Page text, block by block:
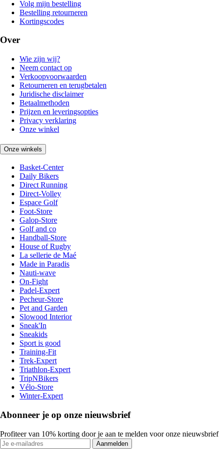
Volg mijn bestelling
Bestelling retourneren
Kortingscodes
Over
Wie zijn wij?
Neem contact op
Verkoopvoorwaarden
Retourneren en terugbetalen
Juridische disclaimer
Betaalmethoden
Prijzen en leveringsopties
Privacy verklaring
Onze winkel
Onze winkels
Basket-Center
Daily Bikers
Direct Running
Direct-Volley
Espace Golf
Foot-Store
Galop-Store
Golf and co
Handball-Store
House of Rugby
La sellerie de Maé
Made in Paradis
Nauti-wave
On-Fight
Padel-Expert
Pecheur-Store
Pet and Garden
Slowood Interior
Sneak'In
Sneakids
Sport is good
Training-Fit
Trek-Expert
Triathlon-Expert
TripNBikers
Vélo-Store
Winter-Expert
Abonneer je op onze nieuwsbrief
Profiteer van 10% korting door je aan te melden voor onze nieuwsbrief
Aanmelden